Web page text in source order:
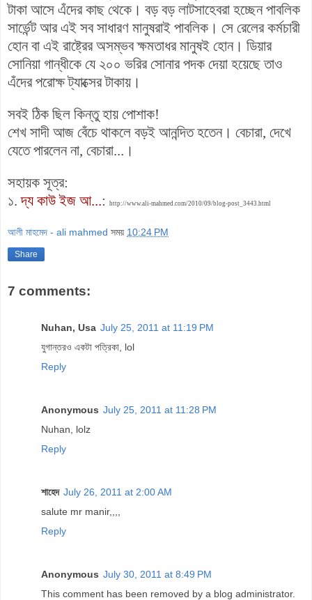
টাকা আসে এঁদের কাছ থেকে। বড় বড় লাটসাহেবরা হচ্ছেন পাবলিক
সার্ভেন্ট আর এই সব সাধারণ মানুষরাই পাবলিক। সে রেলের কর্মচারী
হোন বা এই রাষ্ট্রের অসম্ভব ক্ষমতাধর মানুষই হোন। ডিয়ার
সোনিয়া গান্ধীকে যে ২০০ ভরির সোনার পদক দেয়া হয়েছে তাও
এঁদের পরোক্ষ ট্যাক্সের টাকায়।
সবই ঠিক ছিল কিন্তু হায় পোশাক!
শেখ সাদী আজ বেঁচে থাকলে বড়ই আনন্দিত হতেন। বেচারা, দেখে
যেতে পারলেন না, বেচারা...।
সহায়ক সূত্র:
১.দ্য কাউ ইজ আ...: http://www.ali-mahmed.com/2010/09/blog-post_3443.html
আলী মাহমেদ - ali mahmed সময় 10:24 PM
Share
7 comments:
Nuhan, Usa July 25, 2011 at 11:19 PM
যুগান্তরও একটা পত্রিকা, lol
Reply
Anonymous July 25, 2011 at 11:28 PM
Nuhan, lolz
Reply
শাহেদ July 26, 2011 at 2:00 AM
salute mr manir,,,,
Reply
Anonymous July 30, 2011 at 8:49 PM
This comment has been removed by a blog administrator.